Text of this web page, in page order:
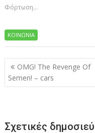
Φόρτωση...
ΚΟΙΝΩΝΙΑ
Πλοήγηση
άρθρων
OMG! The Revenge Of
Semen! – cars
Σχετικές